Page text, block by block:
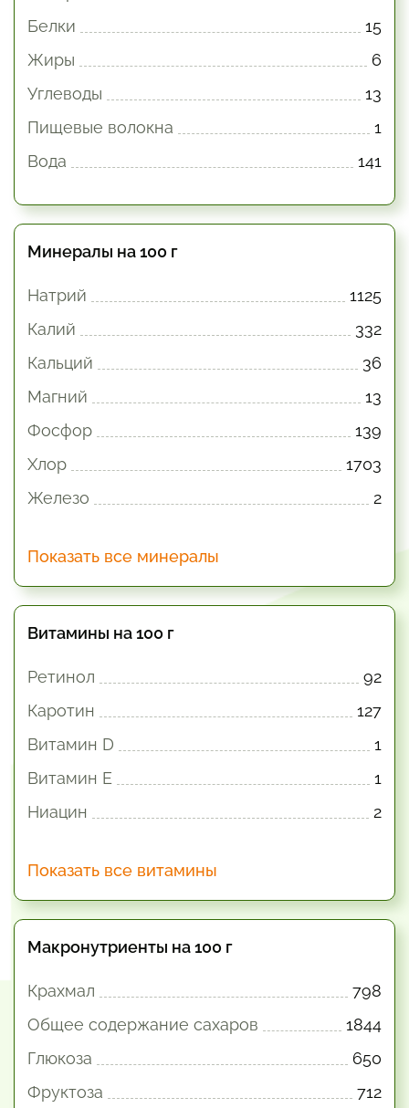
Белки
15
Жиры
6
Углеводы
13
Пищевые волокна
1
Вода
141
Минералы на 100 г
Натрий
1125
Калий
332
Кальций
36
Магний
13
Фосфор
139
Хлор
1703
Железо
2
Показать все минералы
Витамины на 100 г
Ретинол
92
Каротин
127
Витамин D
1
Витамин E
1
Ниацин
2
Показать все витамины
Макронутриенты на 100 г
Крахмал
798
Общее содержание сахаров
1844
Глюкоза
650
Фруктоза
712